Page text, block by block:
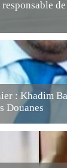
responsable
: Khadim
Douanes